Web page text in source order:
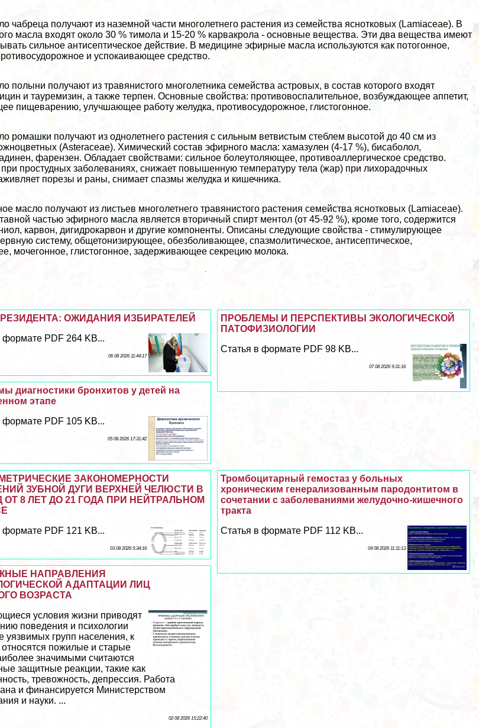
чабреца получают из наземной части многолетнего растения из семейства яснотковых (Lamiaceae). В
масла входят около 30 % тимола и 15-20 % карвакрола - основные вещества. Эти два вещества имеют
сильное антисептическое действие. В медицине эфирные масла используются как потогонное,
и успокаивающее средство.
полыни получают из травянистого многолетника семейства астровых, в состав которого входят
и тауремизин, а также терпен. Основные свойства: противовоспалительное, возбуждающее аппетит,
пищеварению, улучшающее работу желудка, противосудорожное, глистогонное.
ромашки получают из однолетнего растения с сильным ветвистым стeблем высотой до 40 см из
(Asteraceae). Химический состав эфирного масла: хамазулен (4-17 %), бисаболол,
фарензен. Обладает свойствами: сильное болеутоляющее, противоаллергическое средство.
при простудных заболеваниях, снижает повышенную температуру тела (жар) при лихорадочных
порезы и раны, снимает спазмы желудка и кишечника.
масло получают из листьев многолетнего травянистого растения семейства яснотковых (Lamiaceae).
частью эфирного масла является вторичный спирт ментол (от 45-92 %), кроме того, содержится
карвон, дигидрокарвон и другие компоненты. Описаны следующие свойства - стимулирующее
систему, общетонизирующее, обезболивающее, спазмолитическое, антисептическое,
мочегонное, глистогонное, задерживающее секрецию молока.
ПРОБЛЕМЫ И ПЕРСПЕКТИВЫ ЭКОЛОГИЧЕСКОЙ
ПАТОФИЗИОЛОГИИ
Статья в формате PDF 98 KB...
07 08 2026 9:31:16
ОЖИДАНИЯ ИЗБИРАТЕЛЕЙ
формате PDF 264 KB...
06 08 2026 11:44:17
диагностики бронхитов у детей на
этапе
формате PDF 105 KB...
05 08 2026 17:31:42
Тромбоцитарный гемостаз у больных
хроническим генерализованным пародонтитом в
сочетании с заболеваниями желудочно-кишечного
тpaкта
Статья в формате PDF 112 KB...
04 08 2026 11:11:13
ЗАКОНОМЕРНОСТИ
ЗУБНОЙ ДУГИ ВЕРХНЕЙ ЧЕЛЮСТИ В
ОТ 8 ЛЕТ ДО 21 ГОДА ПРИ НЕЙТРАЛЬНОМ
формате PDF 121 KB...
03 08 2026 5:34:16
НАПРАВЛЕНИЯ
АДАПТАЦИИ ЛИЦ
ВОЗРАСТА
условия жизни приводят
поведения и психологии
уязвимых групп населения, к
пожилые и старые
значимыми считаются
защитные реакции, такие как
тревожность, депрессия. Работа
и финансируется Министерством
и науки. ...
02 08 2026 15:22:40